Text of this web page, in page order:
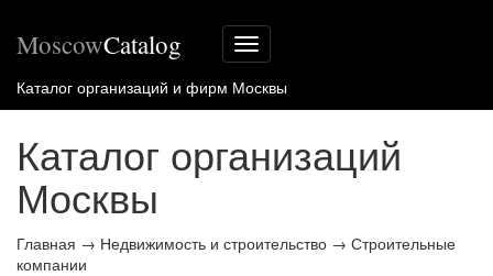
Меню
сайта
MoscowCatalog
Каталог организаций и фирм Москвы
Каталог организаций
Москвы
Главная → Недвижимость и строительство → Строительные
компании